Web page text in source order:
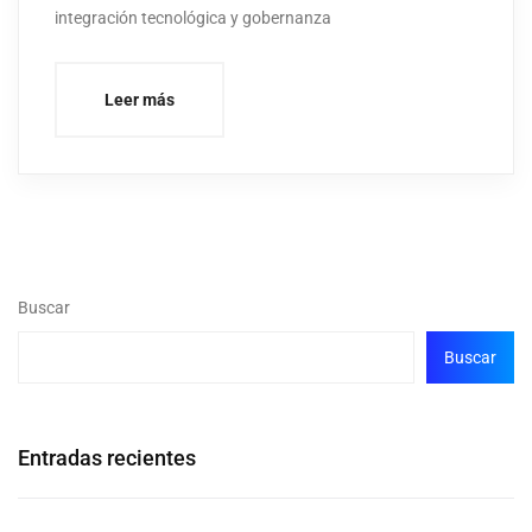
integración tecnológica y gobernanza
Leer más
Buscar
Buscar
Entradas recientes